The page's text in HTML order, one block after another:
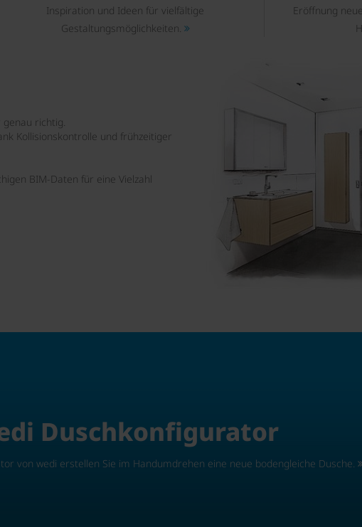
Inspiration und Ideen für vielfältige
Gestaltungsmöglichkeiten.
Eröffnung
genau richtig.
Kollisionskontrolle und frühzeitiger
BIM-Daten für eine Vielzahl
Duschkonfigurator
von wedi erstellen Sie im Handumdrehen eine neue bodengleiche Dusche.